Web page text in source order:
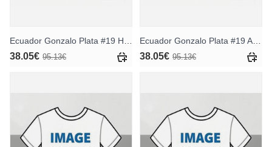
38.05€ 95.13€ 38.05€ 95.13€